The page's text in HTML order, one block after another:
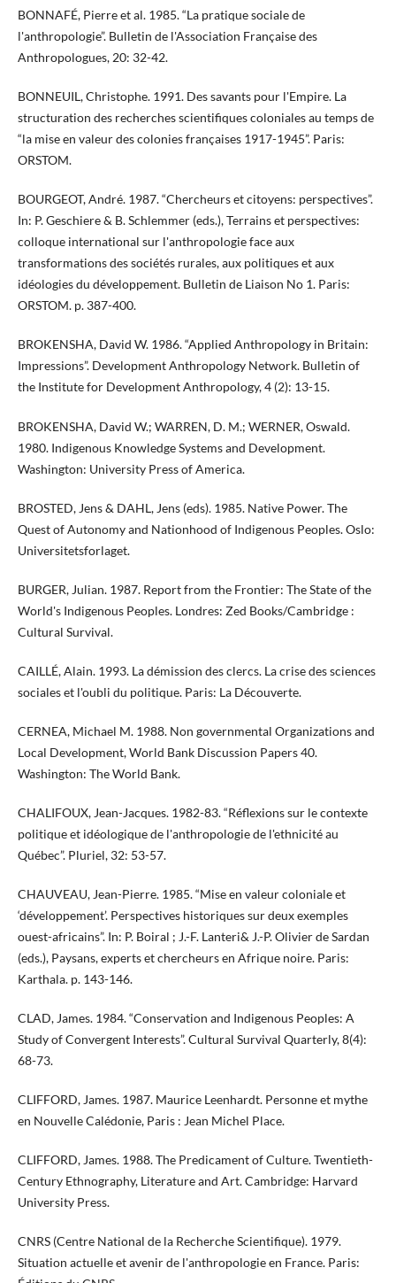
BONNAFÉ, Pierre et al. 1985. “La pratique sociale de
l'anthropologie”. Bulletin de l'Association Française des
Anthropologues, 20: 32-42.
BONNEUIL, Christophe. 1991. Des savants pour l'Empire. La
structuration des recherches scientifiques coloniales au temps de
“la mise en valeur des colonies françaises 1917-1945”. Paris:
ORSTOM.
BOURGEOT, André. 1987. “Chercheurs et citoyens: perspectives”.
In: P. Geschiere & B. Schlemmer (eds.), Terrains et perspectives:
colloque international sur l'anthropologie face aux
transformations des sociétés rurales, aux politiques et aux
idéologies du développement. Bulletin de Liaison No 1. Paris:
ORSTOM. p. 387-400.
BROKENSHA, David W. 1986. “Applied Anthropology in Britain:
Impressions”. Development Anthropology Network. Bulletin of
the Institute for Development Anthropology, 4 (2): 13-15.
BROKENSHA, David W.; WARREN, D. M.; WERNER, Oswald.
1980. Indigenous Knowledge Systems and Development.
Washington: University Press of America.
BROSTED, Jens & DAHL, Jens (eds). 1985. Native Power. The
Quest of Autonomy and Nationhood of Indigenous Peoples. Oslo:
Universitetsforlaget.
BURGER, Julian. 1987. Report from the Frontier: The State of the
World's Indigenous Peoples. Londres: Zed Books/Cambridge :
Cultural Survival.
CAILLÉ, Alain. 1993. La démission des clercs. La crise des sciences
sociales et l'oubli du politique. Paris: La Découverte.
CERNEA, Michael M. 1988. Non governmental Organizations and
Local Development, World Bank Discussion Papers 40.
Washington: The World Bank.
CHALIFOUX, Jean-Jacques. 1982-83. “Réflexions sur le contexte
politique et idéologique de l'anthropologie de l'ethnicité au
Québec”. Pluriel, 32: 53-57.
CHAUVEAU, Jean-Pierre. 1985. “Mise en valeur coloniale et
‘développement’. Perspectives historiques sur deux exemples
ouest-africains”. In: P. Boiral ; J.-F. Lanteri& J.-P. Olivier de Sardan
(eds.), Paysans, experts et chercheurs en Afrique noire. Paris:
Karthala. p. 143-146.
CLAD, James. 1984. “Conservation and Indigenous Peoples: A
Study of Convergent Interests”. Cultural Survival Quarterly, 8(4):
68-73.
CLIFFORD, James. 1987. Maurice Leenhardt. Personne et mythe
en Nouvelle Calédonie, Paris : Jean Michel Place.
CLIFFORD, James. 1988. The Predicament of Culture. Twentieth-
Century Ethnography, Literature and Art. Cambridge: Harvard
University Press.
CNRS (Centre National de la Recherche Scientifique). 1979.
Situation actuelle et avenir de l'anthropologie en France. Paris: